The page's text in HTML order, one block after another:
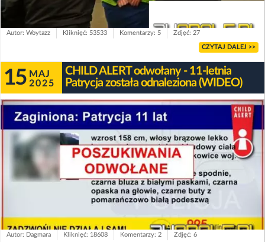
Autor: Woytazz Kliknięć: 53533 Komentarzy: 5 Zdjęć: 27
CZYTAJ DALEJ >>
15 MAJ
2025
CHILD ALERT odwołany - 11-letnia
Patrycja została odnaleziona (WIDEO)
Autor: Dagmara Kliknięć: 18608 Komentarzy: 2 Zdjęć: 6